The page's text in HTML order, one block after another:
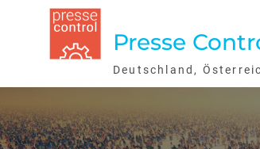
Presse
Deutschland,